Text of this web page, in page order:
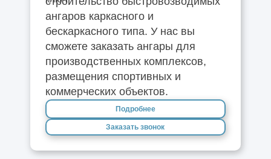
ангаров каркасного и
бескаркасного типа. У нас вы
сможете заказать ангары для
производственных комплексов,
размещения спортивных и
коммерческих объектов.
Подробнее
Заказать звонок